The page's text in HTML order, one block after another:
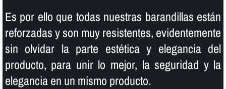
Es por ello que todas nuestras barandillas están
reforzadas y son muy resistentes, evidentemente
sin olvidar la parte estética y elegancia del
producto, para unir lo mejor, la seguridad y la
elegancia en un mismo producto.